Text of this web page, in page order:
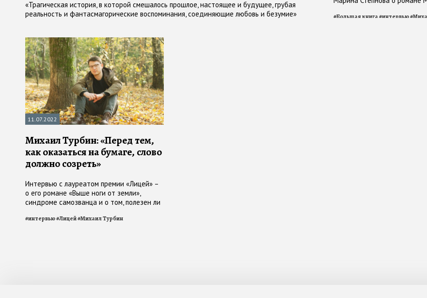
«Трагическая история, в которой смешалось прошлое, настоящее и будущее, грубая
реальность и фантасмагорические воспоминания, соединяющие любовь и безумие»
#Большая книга#интервью#
11.07.2022
Михаил Турбин: «Перед тем,
как оказаться на бумаге, слово
должно созреть»
Интервью с лауреатом премии «Лицей» –
о его романе «Выше ноги от земли»,
синдроме самозванца и о том, полезен ли
#интервью#Лицей#Михаил Турбин